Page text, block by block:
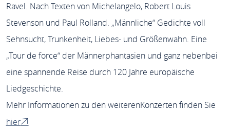
Ravel. Nach Texten von Michelangelo, Robert Louis
Stevenson und Paul Rolland. „Männliche“ Gedichte voll
Sehnsucht, Trunkenheit, Liebes- und Größenwahn. Eine
„Tour de force“ der Männerphantasien und ganz nebenbei
eine spannende Reise durch 120 Jahre europäische
Liedgeschichte.
Mehr Informationen zu den weiterenKonzerten finden Sie
hier